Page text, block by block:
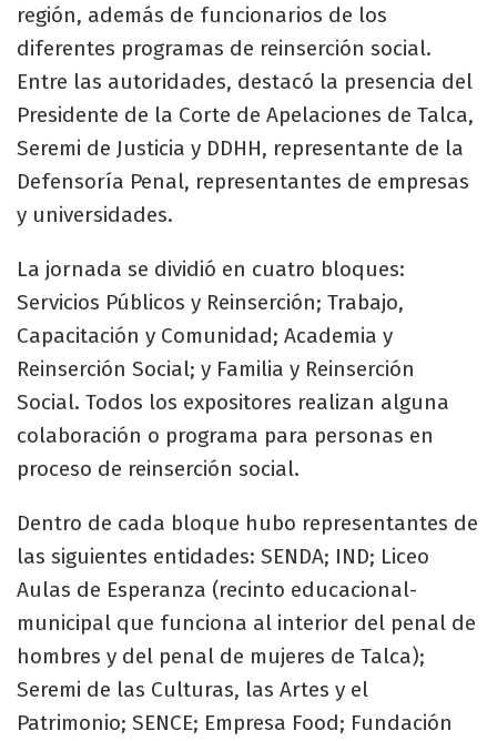
región, además de funcionarios de los
diferentes programas de reinserción social.
Entre las autoridades, destacó la presencia del
Presidente de la Corte de Apelaciones de Talca,
Seremi de Justicia y DDHH, representante de la
Defensoría Penal, representantes de empresas
y universidades.
La jornada se dividió en cuatro bloques:
Servicios Públicos y Reinserción; Trabajo,
Capacitación y Comunidad; Academia y
Reinserción Social; y Familia y Reinserción
Social. Todos los expositores realizan alguna
colaboración o programa para personas en
proceso de reinserción social.
Dentro de cada bloque hubo representantes de
las siguientes entidades: SENDA; IND; Liceo
Aulas de Esperanza (recinto educacional-
municipal que funciona al interior del penal de
hombres y del penal de mujeres de Talca);
Seremi de las Culturas, las Artes y el
Patrimonio; SENCE; Empresa Food; Fundación